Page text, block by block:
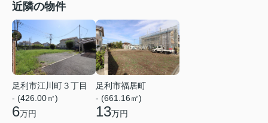
近隣の物件
足利市江川町３丁目
- (426.00㎡)
6万円
足利市福居町
- (661.16㎡)
13万円